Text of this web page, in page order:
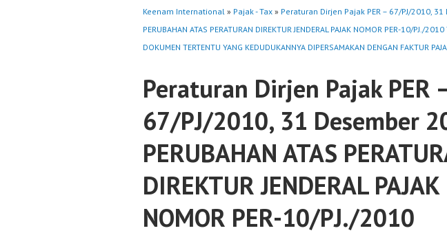
Keenam International » Pajak - Tax » Peraturan Dirjen Pajak PER – 67/PJ/2010,
PERUBAHAN ATAS PERATURAN DIREKTUR JENDERAL PAJAK NOMOR PER-10/PJ./2010
DOKUMEN TERTENTU YANG KEDUDUKANNYA DIPERSAMAKAN DENGAN FAKTUR
Peraturan Dirjen Pajak PER
67/PJ/2010, 31 Desember
PERUBAHAN ATAS
DIREKTUR JENDERAL PAJAK
NOMOR PER-10/PJ./2010